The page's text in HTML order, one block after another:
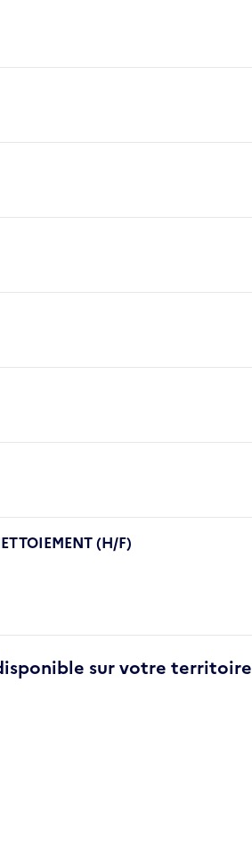
(H/F)
sur votre territoire